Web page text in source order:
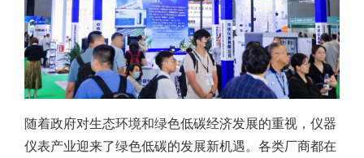
随着政府对生态环境和绿色低碳经济发展的重视，仪器
仪表产业迎来了绿色低碳的发展新机遇。各类厂商都在